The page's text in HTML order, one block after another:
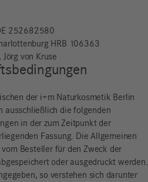
252682580
HRB 106363
von Kruse
der i+m Naturkosmetik Berlin
ausschließlich die folgenden
in der zum Zeitpunkt der
Fassung. Die Allgemeinen
Besteller für den Zweck der
oder ausgedruckt werden.
so verstehen sich darunter